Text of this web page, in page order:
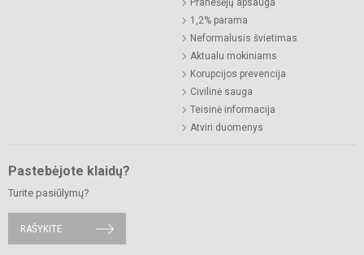
Pranešėjų apsauga
1,2% parama
Neformalusis švietimas
Aktualu mokiniams
Korupcijos prevencija
Civilinė sauga
Teisinė informacija
Atviri duomenys
Pastebėjote klaidų?
Turite pasiūlymų?
RAŠYKITE